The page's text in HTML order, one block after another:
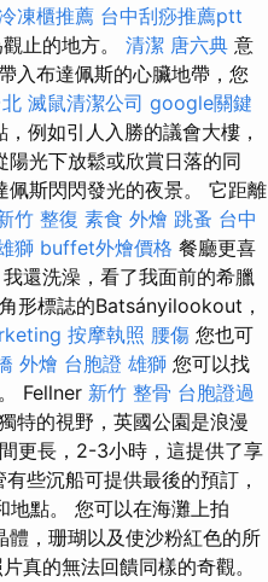
凍櫃推薦 台中刮痧推薦ptt
止的地方。 清潔 唐六典 意
入布達佩斯的心臟地帶，您
滅鼠清潔公司 google關鍵
例如引人入勝的議會大樓，
陽光下放鬆或欣賞日落的同
斯閃閃發光的夜景。 它距離
竹 整復 素食 外燴 跳蚤 台中
獅 buffet外燴價格 餐廳更喜
我還洗澡，看了我面前的希臘
形標誌的Batsányilookout，
按摩執照 腰傷 您也可
外燴 台胞證 雄獅 您可以找
Fellner 新竹 整骨 台胞證過
特的視野，英國公園是浪漫
更長，2-3小時，這提供了享
有些沉船可提供最後的預訂，
地點。 您可以在海灘上拍
體，珊瑚以及使沙粉紅色的所
真的無法回饋同樣的奇觀。